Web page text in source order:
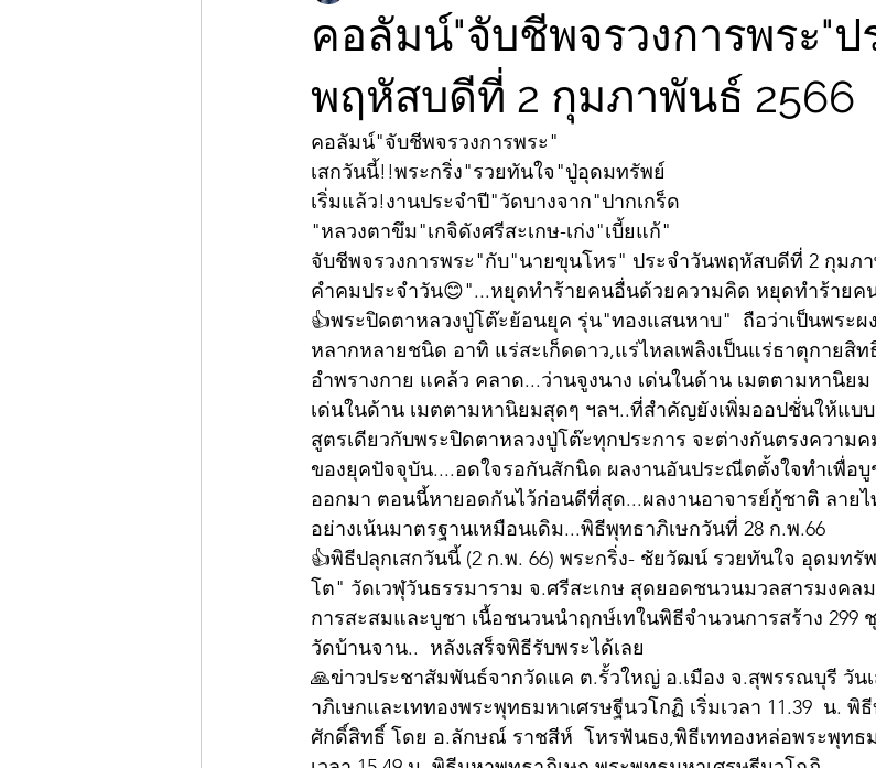
คอลัมน์"จับชีพจรวงการพระ"ป
พฤหัสบดีที่ 2 กุมภาพันธ์ 2566
คอลัมน์"จับชีพจรวงการพระ"
เสกวันนี้!!พระกริ่ง"รวยทันใจ"ปู่อุดมทรัพย์
เริ่มแล้ว!งานประจำปี"วัดบางจาก"ปากเกร็ด
"หลวงตาขึม"เกจิดังศรีสะเกษ-เก่ง"เบี้ยแก้"
จับชีพจรวงการพระ"กับ"นายขุนโหร" ประจำวันพฤหัสบดีที่ 2 กุมภา
คำคมประจำวัน😊"...หยุดทำร้ายคนอื่นด้วยความคิด หยุดทำร้ายค
👍พระปิดตาหลวงปู่โต๊ะย้อนยุค รุ่น"ทองแสนหาบ"  ถือว่าเป็นพระ
หลากหลายชนิด อาทิ แร่สะเก็ดดาว,แร่ไหลเพลิงเป็นแร่ธาตุกายสิ
อำพรางกาย แคล้ว คลาด...ว่านจูงนาง เด่นในด้าน เมตตามหานิยม
เด่นในด้าน เมตตามหานิยมสุดๆ ฯลฯ..ที่สำคัญยังเพิ่มออปชั่นให้แบ
สูตรเดียวกับพระปิดตาหลวงปู่โต๊ะทุกประการ จะต่างกันตรงความ
ของยุคปัจจุบัน....อดใจรอกันสักนิด ผลงานอันประณีตตั้งใจทำเพื่อบู
ออกมา ตอนนี้หายอดกันไว้ก่อนดีที่สุด...ผลงานอาจารย์กู้ชาติ ลาย
อย่างเน้นมาตรฐานเหมือนเดิม...พิธีพุทธาภิเษกวันที่ 28 ก.พ.66
👍พิธีปลุกเสกวันนี้ (2 ก.พ. 66) พระกริ่ง- ชัยวัฒน์ รวยทันใจ อุดมท
โต" วัดเวฬุวันธรรมาราม จ.ศรีสะเกษ สุดยอดชนวนมวลสารมงคล
การสะสมและบูชา เนื้อชนวนนำฤกษ์เทในพิธีจำนวนการสร้าง 299
วัดบ้านจาน..  หลังเสร็จพิธีรับพระได้เลย
🙏ข่าวประชาสัมพันธ์จากวัดแค ต.รั้วใหญ่ อ.เมือง จ.สุพรรณบุรี วัน
าภิเษกและเททองพระพุทธมหาเศรษฐีนวโกฏิ เริ่มเวลา 11.39  น. พิ
ศักดิ์สิทธิ์ โดย อ.ลักษณ์ ราชสีห์  โหรฟันธง,พิธีเททองหล่อพระพุทธ